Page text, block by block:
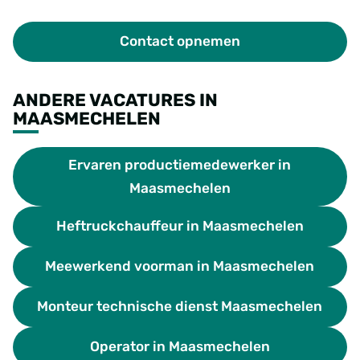
Contact opnemen
ANDERE VACATURES IN
MAASMECHELEN
Ervaren productiemedewerker in
Maasmechelen
Heftruckchauffeur in Maasmechelen
Meewerkend voorman in Maasmechelen
Monteur technische dienst Maasmechelen
Operator in Maasmechelen